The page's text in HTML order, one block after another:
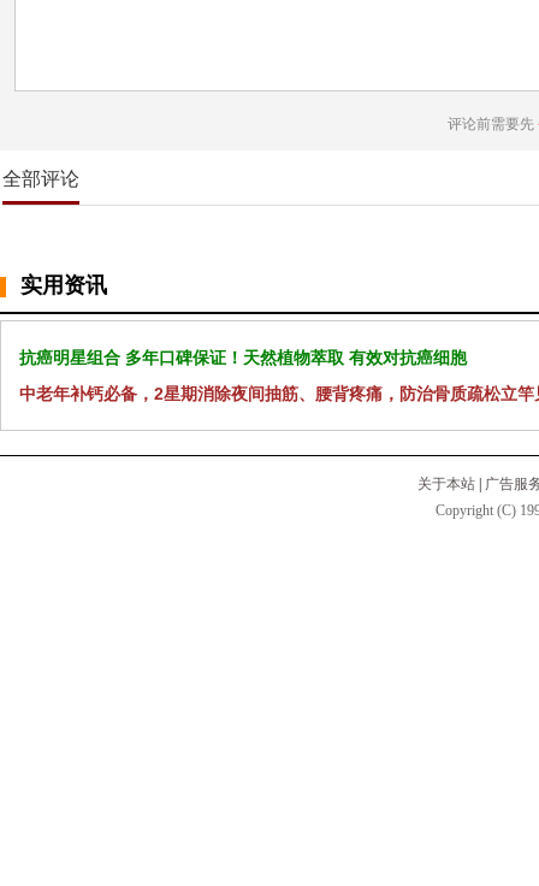
评论前需要先
全部评论
实用资讯
抗癌明星组合 多年口碑保证！天然植物萃取 有效对抗癌细胞
中老年补钙必备，2星期消除夜间抽筋、腰背疼痛，防治骨质疏松立竿
关于本站
广告服
Copyright (C)